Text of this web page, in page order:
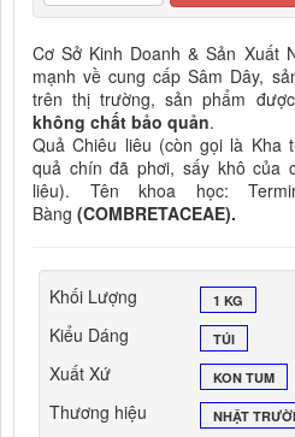
Cơ Sở Kinh Doanh & Sản Xuất
mạnh về cung cấp Sâm Dây,
trên thị trường, sản phẩm được
không chất bảo quản.
Quả Chiêu liêu (còn gọi là Kha
quả chín đã phơi, sấy khô của
liêu). Tên khoa học:
Bàng (COMBRETACEAE).
Khối Lượng 1 KG
Kiểu Dáng TÚI
Xuất Xứ KON TUM
Thương hiệu NHẬT